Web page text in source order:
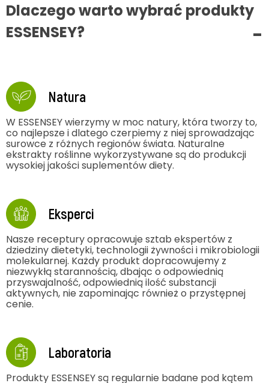
Natura
W ESSENSEY wierzymy w moc natury, która tworzy to,
co najlepsze i dlatego czerpiemy z niej sprowadzając
ekstrakty roślinne wykorzystywane są do produkcji
wysokiej jakości suplementów diety.
Eksperci
Nasze receptury opracowuje sztab ekspertów z
dziedziny dietetyki, technologii żywności i mikrobiologii
molekularnej. Każdy produkt dopracowujemy z
aktywnych, nie zapominając również o przystępnej
cenie.